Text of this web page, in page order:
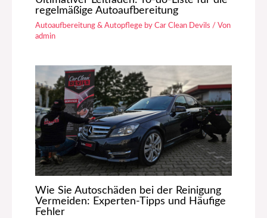
regelmäßige Autoaufbereitung
Autoaufbereitung & Autopflege by Car Clean Devils / Von
admin
Wie Sie Autoschäden bei der Reinigung
Vermeiden: Experten-Tipps und Häufige
Fehler